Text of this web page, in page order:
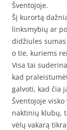
Šventojoje.
Šį kurortą
linksmybių ar
didžiules
o tie, kuriems
Visa tai
kad
galvoti, kad čia
Šventojoje
naktinių klubų,
vėlų vakarą